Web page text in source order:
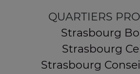
QUARTIERS
Strasbourg
Strasbourg
Strasbourg